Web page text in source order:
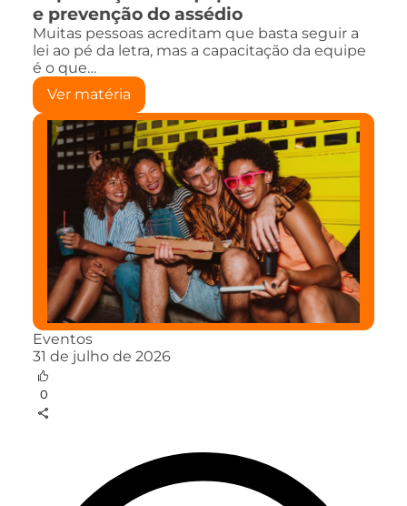
e prevenção do assédio
Muitas pessoas acreditam que basta seguir a
lei ao pé da letra, mas a capacitação da equipe
é o que…
Ver matéria
Eventos
31 de julho de 2026
0